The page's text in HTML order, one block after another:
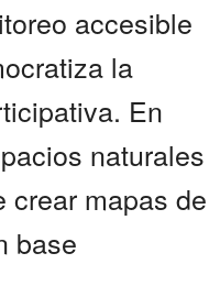
accesible
la
En
naturales
crear mapas de
base